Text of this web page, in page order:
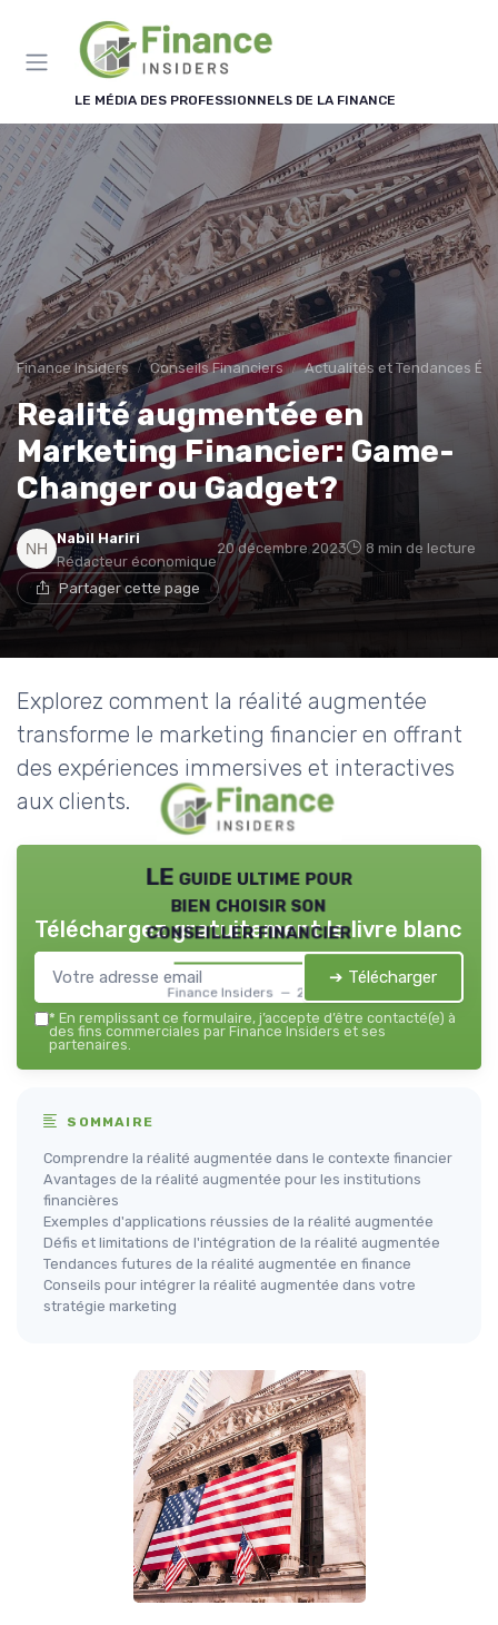
LE MÉDIA DES PROFESSIONNELS DE LA FINANCE
Finance Insiders Conseils Financiers Actualités et Tendances
Realité augmentée en
Marketing Financier: Game-
Changer ou Gadget?
Nabil Hariri
Rédacteur économique
20 décembre 2023 8 min de lecture
Partager cette page
Explorez comment la réalité augmentée
transforme le marketing financier en offrant
des expériences immersives et interactives
aux clients.
LE guide ultime pour
bien choisir son
conseiller financier
Finance Insiders — 2026
Téléchargez gratuitement le livre blanc
➔ Télécharger
* En remplissant ce formulaire, j’accepte d’être contacté(e) à
des fins commerciales par Finance Insiders et ses
partenaires.
SOMMAIRE
Comprendre la réalité augmentée dans le contexte financier
Avantages de la réalité augmentée pour les institutions
financières
Exemples d'applications réussies de la réalité augmentée
Défis et limitations de l'intégration de la réalité augmentée
Tendances futures de la réalité augmentée en finance
Conseils pour intégrer la réalité augmentée dans votre
stratégie marketing